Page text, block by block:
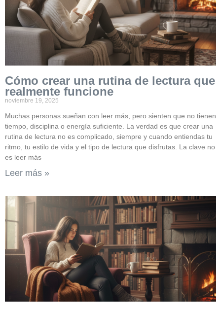
Cómo crear una rutina de lectura que
realmente funcione
noviembre 19, 2025
Muchas personas sueñan con leer más, pero sienten que no tienen
tiempo, disciplina o energía suficiente. La verdad es que crear una
rutina de lectura no es complicado, siempre y cuando entiendas tu
ritmo, tu estilo de vida y el tipo de lectura que disfrutas. La clave no
es leer más
Leer más »